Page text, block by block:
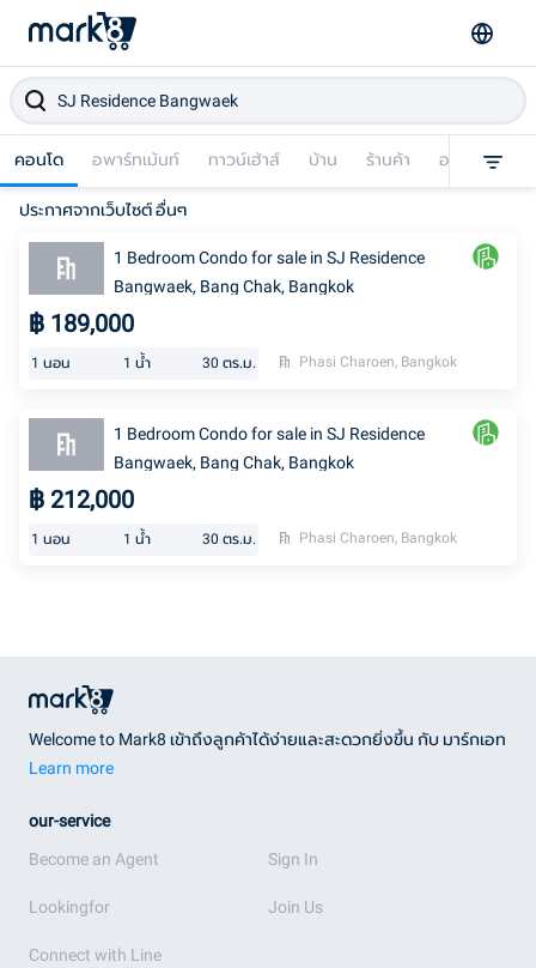
คอนโด อพาร์ทเม้นท์ ทาวน์เฮ้าส์ บ้าน ร้านค้า อาคารพาณิช
ประกาศจากเว็บไซต์ อื่นๆ
1 Bedroom Condo for sale in SJ Residence
Bangwaek, Bang Chak, Bangkok
฿ 189,000
1 นอน 1 น้ำ 30 ตร.ม. Phasi Charoen, Bangkok
1 Bedroom Condo for sale in SJ Residence
Bangwaek, Bang Chak, Bangkok
฿ 212,000
1 นอน 1 น้ำ 30 ตร.ม. Phasi Charoen, Bangkok
Welcome to Mark8 เข้าถึงลูกค้าได้ง่ายและสะดวกยิ่งขึ้น กับ มาร์กเอท
Learn more
our-service
Become an Agent
Lookingfor
Connect with Line
Sign In
Join Us